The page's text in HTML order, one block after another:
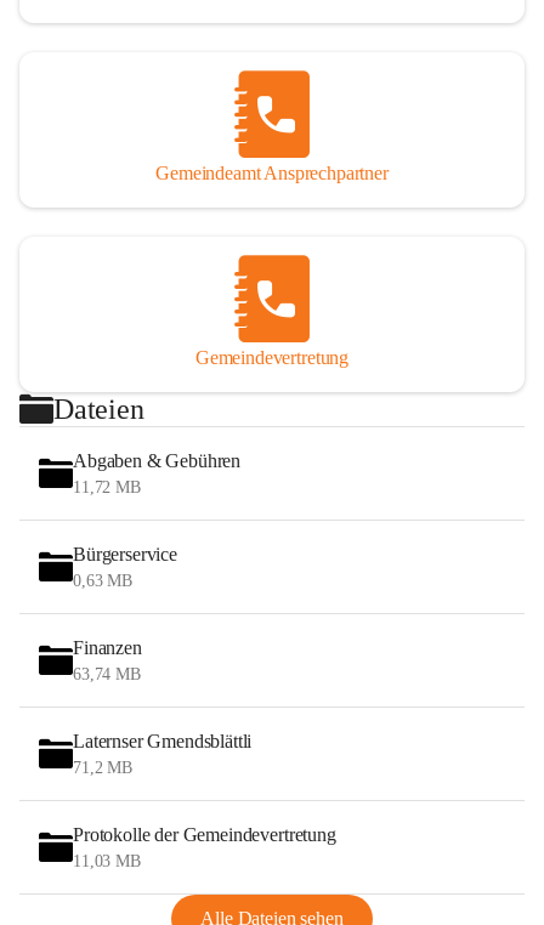
Gemeindeamt Ansprechpartner
Gemeindevertretung
Dateien
Abgaben & Gebühren
11,72 MB
Bürgerservice
0,63 MB
Finanzen
63,74 MB
Laternser Gmendsblättli
71,2 MB
Protokolle der Gemeindevertretung
11,03 MB
Alle Dateien sehen